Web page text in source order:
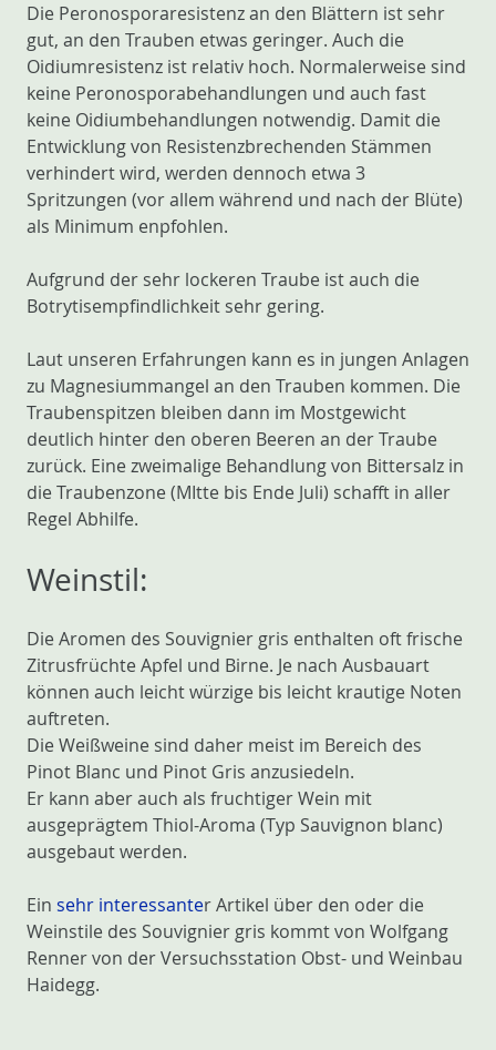
Die Peronosporaresistenz an den Blättern ist sehr
gut, an den Trauben etwas geringer. Auch die
Oidiumresistenz ist relativ hoch. Normalerweise sind
keine Peronosporabehandlungen und auch fast
keine Oidiumbehandlungen notwendig. Damit die
Entwicklung von Resistenzbrechenden Stämmen
verhindert wird, werden dennoch etwa 3
Spritzungen (vor allem während und nach der Blüte)
als Minimum enpfohlen.
Aufgrund der sehr lockeren Traube ist auch die
Botrytisempfindlichkeit sehr gering.
Laut unseren Erfahrungen kann es in jungen Anlagen
zu Magnesiummangel an den Trauben kommen. Die
Traubenspitzen bleiben dann im Mostgewicht
deutlich hinter den oberen Beeren an der Traube
zurück. Eine zweimalige Behandlung von Bittersalz in
die Traubenzone (MItte bis Ende Juli) schafft in aller
Regel Abhilfe.
Weinstil:
Die Aromen des Souvignier gris enthalten oft frische
Zitrusfrüchte Apfel und Birne. Je nach Ausbauart
können auch leicht würzige bis leicht krautige Noten
auftreten.
Die Weißweine sind daher meist im Bereich des
Pinot Blanc und Pinot Gris anzusiedeln.
Er kann aber auch als fruchtiger Wein mit
ausgeprägtem Thiol-Aroma (Typ Sauvignon blanc)
ausgebaut werden.
Ein sehr interessanter Artikel über den oder die
Weinstile des Souvignier gris kommt von Wolfgang
Renner von der Versuchsstation Obst- und Weinbau
Haidegg.